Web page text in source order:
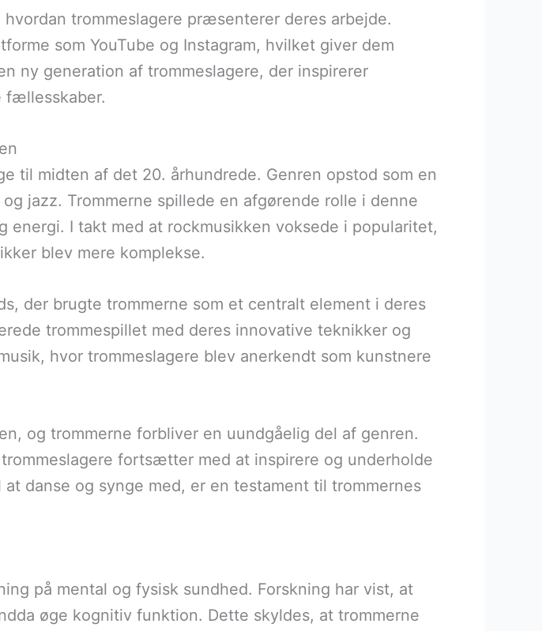
trommeslagere præsenterer deres arbejde.
som YouTube og Instagram, hvilket giver dem
ny generation af trommeslagere, der inspirerer
fællesskaber.
til midten af det 20. århundrede. Genren opstod som en
jazz. Trommerne spillede en afgørende rolle i denne
I takt med at rockmusikken voksede i popularitet,
blev mere komplekse.
der brugte trommerne som et centralt element i deres
trommespillet med deres innovative teknikker og
hvor trommeslagere blev anerkendt som kunstnere
og trommerne forbliver en uundgåelig del af genren.
fortsætter med at inspirere og underholde
danse og synge med, er en testament til trommernes
på mental og fysisk sundhed. Forskning har vist, at
øge kognitiv funktion. Dette skyldes, at trommerne